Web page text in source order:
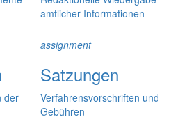
amtlicher Informationen
der
assignment
Satzungen
Verfahrensvorschriften und
Gebühren